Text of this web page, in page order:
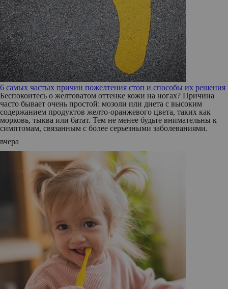
6 самых частых причин пожелтения стоп и способы их решения
Беспокоитесь о желтоватом оттенке кожи на ногах? Причина
часто бывает очень простой: мозоли или диета с высоким
содержанием продуктов желто-оранжевого цвета, таких как
морковь, тыква или батат. Тем не менее будьте внимательны к
симптомам, связанным с более серьезными заболеваниями.
вчера